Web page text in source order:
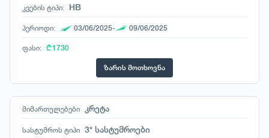
კვების ტიპი: HB
პერიოდი: 03/06/2025- 09/06/2025
ფასი: ₾ 1730
ზარის მოთხოვნა
მიმართულებები კრეტა
სასტუმროს ტიპი 3* სასტუმროები